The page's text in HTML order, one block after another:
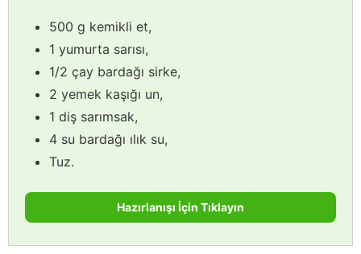
500 g kemikli et,
1 yumurta sarısı,
1/2 çay bardağı sirke,
2 yemek kaşığı un,
1 diş sarımsak,
4 su bardağı ılık su,
Tuz.
Hazırlanışı İçin Tıklayın